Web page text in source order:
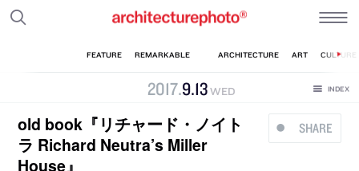
2017.9.13WED
SHARE
old book『リチャード・ノイト
ラ Richard Neutra’s Miller
House』